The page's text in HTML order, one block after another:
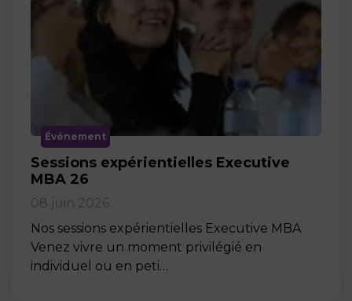
Événement
Sessions expérientielles Executive
MBA 26
08 juin 2026
Nos sessions expérientielles Executive MBA
Venez vivre un moment privilégié en
individuel ou en peti…